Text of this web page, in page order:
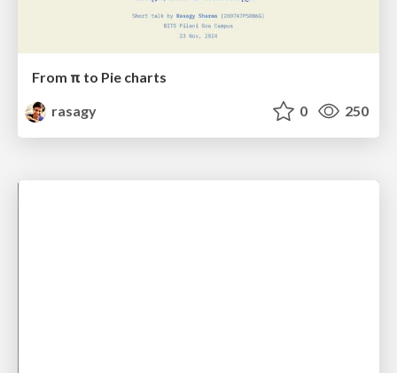
From π to Pie charts
rasagy
0 250